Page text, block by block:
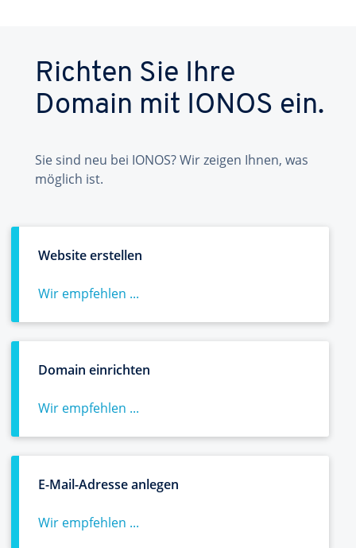
Richten Sie Ihre
Domain mit IONOS ein.
Sie sind neu bei IONOS? Wir zeigen Ihnen, was
möglich ist.
Website erstellen
Wir empfehlen ...
Domain einrichten
Wir empfehlen ...
E-Mail-Adresse anlegen
Wir empfehlen ...